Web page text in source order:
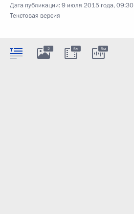
Дата публикации:9 июля 2015 года, 09:30
Текстовая версия
2 5м 5м